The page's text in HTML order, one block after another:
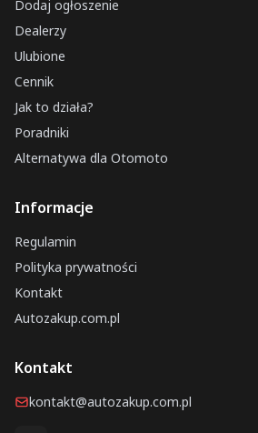
Dodaj ogłoszenie
Dealerzy
Ulubione
Cennik
Jak to działa?
Poradniki
Alternatywa dla Otomoto
Informacje
Regulamin
Polityka prywatności
Kontakt
Autozakup.com.pl
Kontakt
kontakt@autozakup.com.pl